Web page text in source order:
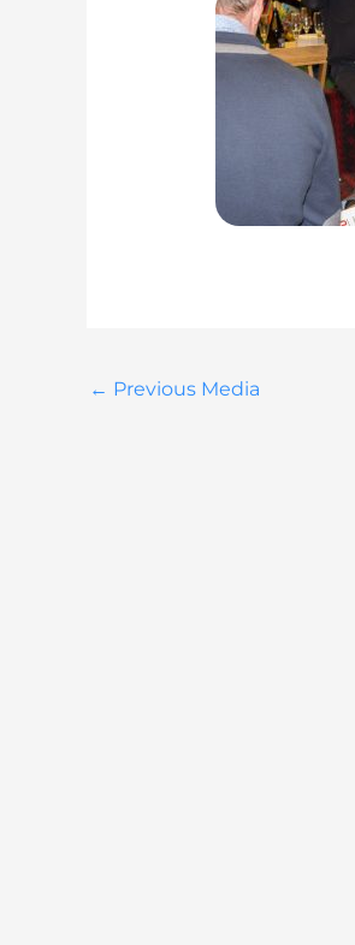
← Previous Media